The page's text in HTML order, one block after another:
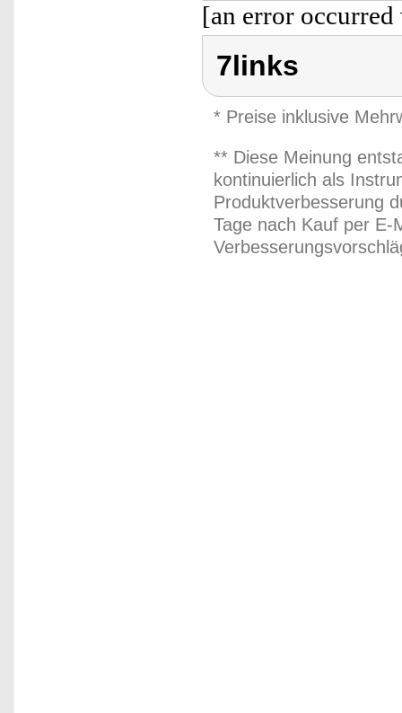
[an error
7links
* Preise inklusive
** Diese Meinung
kontinuierlich als
Produktverbesserung
Tage nach Kauf per E-